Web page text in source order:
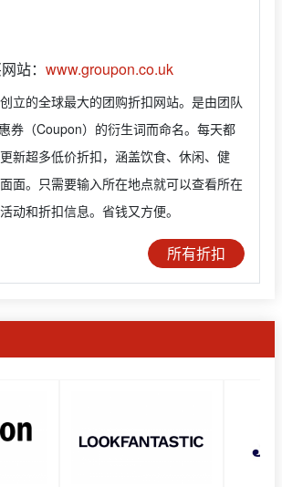
站： www.groupon.co.uk
立的全球最大的团购折扣网站。是由团队
券（Coupon）的衍生词而命名。每天都
新超多低价折扣，涵盖饮食、休闲、健
面。只需要输入所在地点就可以查看所在
动和折扣信息。省钱又方便。
所有折扣